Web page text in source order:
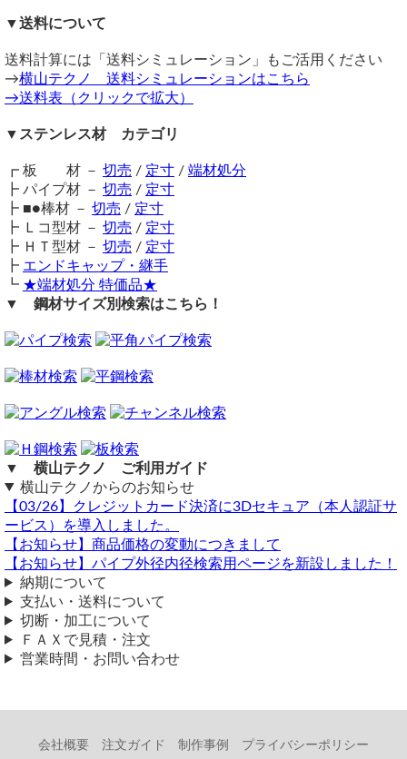
在庫不足の場合および大径サイズは取り寄せとなるため納期
送料（養生梱包費含む）は数量に応じて別途掛かります。
工業用鋼材となりますので、材料の移動・切断・加工・配送
に伴う擦り傷や汚れ・歪み等が発生します事をご了承くださ
商品の返品・交換はお受けできません。
購入方法
商品購入は自動計算フォームに必要寸法・数量等を入力し、
試算結果を確認後、買い物カートに追加して注文フォームへ
とお進みください。
ご注文メール返信にて送料・振込先等をご連絡いたします。
自動計算フォームでの試算ができない場合や複雑な加工を伴
う品の場合は、メールフォーム（見積依頼・注文依頼）より
お問い合わせください。
⇒ ステンレス 等辺アングル 4面HL 定寸販売
⇒ ステンレス 等辺アングル ホット 切り売り
⇒ ステンレス 等辺フォーミングアングル 切り売り
⇒ 鉄 黒皮 等辺アングル 切り売り
⇒ 鉄 溶融亜鉛メッキ 等辺アングル 切り売り
⇒ アルミ 等辺アングル(Ｒ無し)切り売り
⇒ アルミ 等辺アングル(Ｒ付き)切り売り
ステンレス 等辺Ｌ形 ヘアーライン
《 お見積り 》
ステンレス 等辺Ｌ形 ヘアーライン
25×25×3
-------------------------------------
補償ｱﾘ /
支払い金額【 3,10円 】税込
切断寸法誤差は品サイズＤと長さＬによりますが±0,5mm～(D/100
＆L/1000)mm
～～～～～～～～～～～～～～～～～～～～～～～～～～～～～～
～～～～～～～
見積依頼
SUS Lアングル(2B) L65*65*t8 L3610 ＠380にてφ10穴開け10ヶ
所
お問い合わせ有難うございます。
SUS Lアングル(2B) ホット材
＠380にてφ10穴開け10ヶ所 2本分 7,600円
-------------------------------------------
小計：48,260円
送料・梱包費込：3,020円 西濃運輸30K
合計額：（51,280円）税込みとなります。
※ご住所の地域によってはトラック中継(遠配料)＋500円が追加にな
りますので
ご了承ください。
※上記材料もL50も現在在庫がないため取り寄せになります。
見積依頼
（ 2018/12/16 ）
Lアングル 80×80×8 の80センチを2本で
おいくらになりますか？オークションでの
注文方法も含めて教えて下さい。よろしく
お願いします。
ステンレス 等辺Ｌ形 ヘアーライン研磨品
▼送料について
送料計算には「送料シミュレーション」もご活用ください
→横山テクノ 送料シミュレーションはこちら
→送料表（クリックで拡大）
▼ステンレス材 カテゴリ
┏ 板 材 － 切売 / 定寸 / 端材処分
┣ パイプ材 － 切売 / 定寸
┣ ■●棒材 － 切売 / 定寸
┣ Ｌコ型材 － 切売 / 定寸
┣ ＨＴ型材 － 切売 / 定寸
┣ エンドキャップ・継手
┗ ★端材処分 特価品★
▼ 鋼材サイズ別検索はこちら！
▼ 横山テクノ ご利用ガイド
横山テクノからのお知らせ
【03/26】クレジットカード決済に3Dセキュア（本人認証サ
ービス）を導入しました。
【お知らせ】商品価格の変動につきまして
【お知らせ】パイプ外径内径検索用ページを新設しました！
納期について
支払い・送料について
切断・加工について
ＦＡＸで見積・注文
営業時間・お問い合わせ
会社概要 注文ガイド 制作事例 プライバシーポリシー